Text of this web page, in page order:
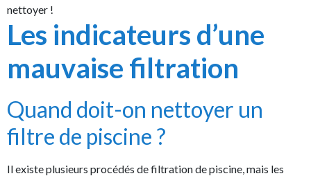
nettoyer !
Les indicateurs d’une
mauvaise filtration
Quand doit-on nettoyer un
filtre de piscine ?
Il existe plusieurs procédés de filtration de piscine, mais les